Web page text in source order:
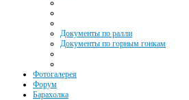
Документы по ралли
Документы по горным гонкам
Фотогалерея
Форум
Барахолка